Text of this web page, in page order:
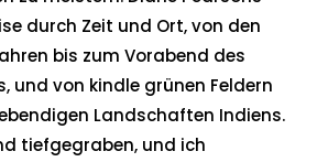
durch Zeit und Ort, von den
bis zum Vorabend des
und von kindle grünen Feldern
Landschaften Indiens.
tiefgegraben, und ich